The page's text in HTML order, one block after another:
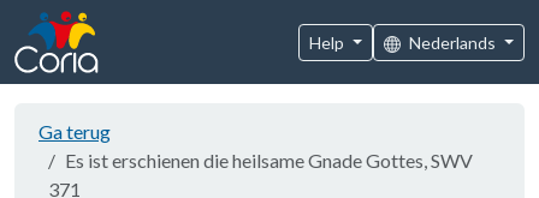
Help Nederlands
Ga terug
Es ist erschienen die heilsame Gnade Gottes, SWV
371